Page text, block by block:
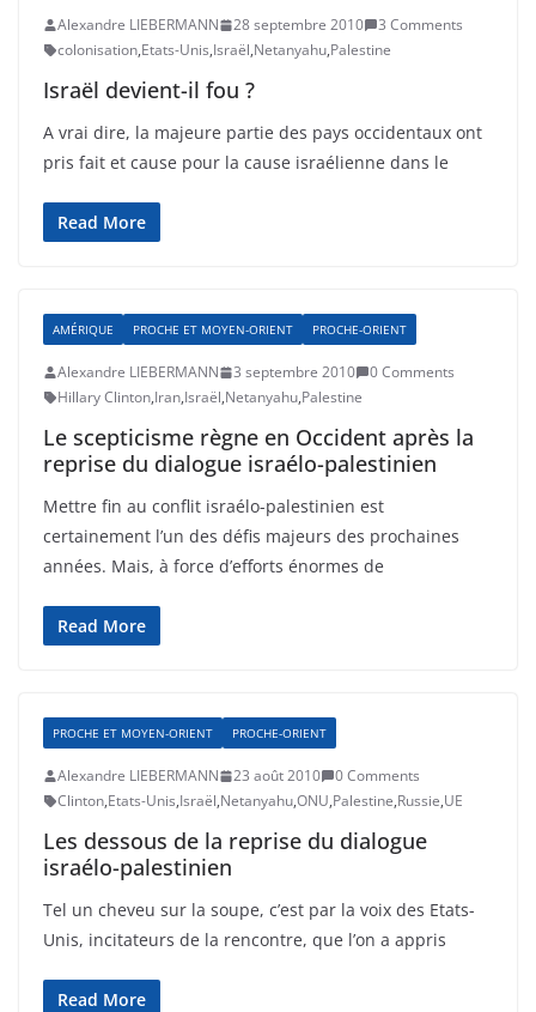
Alexandre LIEBERMANN 28 septembre 2010
3 Comments
colonisation,Etats-Unis,Israël,Netanyahu,Palestine
Israël devient-il fou ?
A vrai dire, la majeure partie des pays occidentaux ont
pris fait et cause pour la cause israélienne dans le
Read More
AMÉRIQUE PROCHE ET MOYEN-ORIENT PROCHE-ORIENT
Alexandre LIEBERMANN 3 septembre 2010
0 Comments
Hillary Clinton,Iran,Israël,Netanyahu,Palestine
Le scepticisme règne en Occident après la
reprise du dialogue israélo-palestinien
Mettre fin au conflit israélo-palestinien est
certainement l’un des défis majeurs des prochaines
années. Mais, à force d’efforts énormes de
Read More
PROCHE ET MOYEN-ORIENT PROCHE-ORIENT
Alexandre LIEBERMANN 23 août 2010
0 Comments
Clinton,Etats-Unis,Israël,Netanyahu,ONU,Palestine,Russie,UE
Les dessous de la reprise du dialogue
israélo-palestinien
Tel un cheveu sur la soupe, c’est par la voix des Etats-
Unis, incitateurs de la rencontre, que l’on a appris
Read More